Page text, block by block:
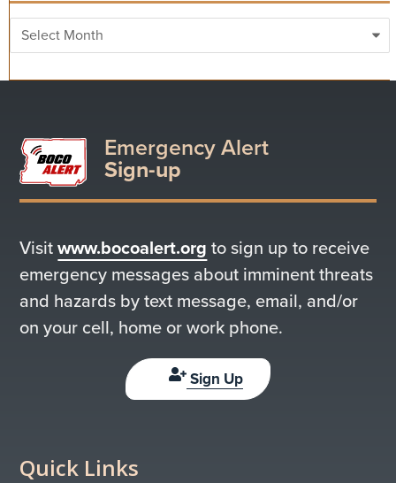
Archives
Emergency Alert
Sign-up
Visitwww.bocoalert.org to sign up to receive
emergency messages about imminent threats
and hazards by text message, email, and/or
on your cell, home or work phone.
Sign Up
Quick Links